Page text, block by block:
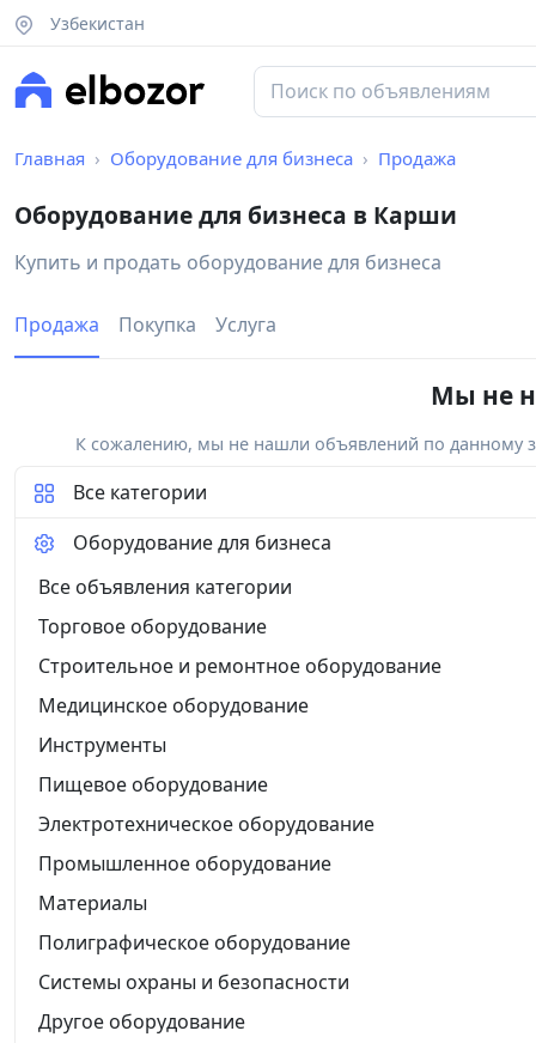
Узбекистан
Главная Оборудование для бизнеса Продажа
Оборудование для бизнеса в Карши
Купить и продать оборудование для бизнеса
Продажа Покупка Услуга
Мы не
К сожалению, мы не нашли объявлений по данному
Все категории
Оборудование для бизнеса
Все объявления категории
Торговое оборудование
Строительное и ремонтное оборудование
Медицинское оборудование
Инструменты
Пищевое оборудование
Электротехническое оборудование
Промышленное оборудование
Материалы
Полиграфическое оборудование
Системы охраны и безопасности
Другое оборудование